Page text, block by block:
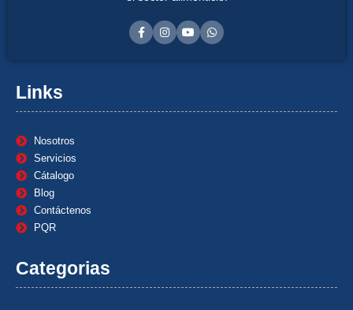
Links
Nosotros
Servicios
Cátalogo
Blog
Contáctenos
PQR
Categorias